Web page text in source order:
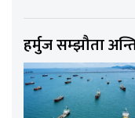
हर्मुज सम्झौता